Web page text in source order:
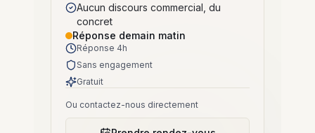
Aucun discours commercial, du
concret
Réponse demain matin
Réponse 4h
Sans engagement
Gratuit
Ou contactez-nous directement